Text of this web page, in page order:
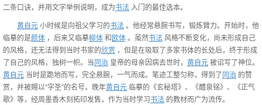
二条口诀，并用文字举例说明，成为书法 入门的最佳选本。
黄自元 小时候是向祖父学习的书法 。他经常悬腕书写，锻炼臂力。开始时，他
临摹的是颜体 ，后来又临摹柳体 和 欧体 。虽然书法 风格不断变化，尚未形成自己
的风格，还无法得到当时书家的欣赏 ，但是在吸取了多家书体的长处后，终于形成
了自己的风格，独树一帜。当 同治 皇帝的母亲因病去世时， 黄自元 被诏写了神位。
黄自元 当时是跪地而写，完全悬腕，一气而成。笔迹工整匀称，得到了 同治 的赞
赏，并被赐以“字圣”的名号。晚年黄自元 临摹的《玄秘塔》、《醴泉铭》、《正气
歌》等，经周墨香木刻拓印发售，作为当时学习书法 的教材而广为流传。